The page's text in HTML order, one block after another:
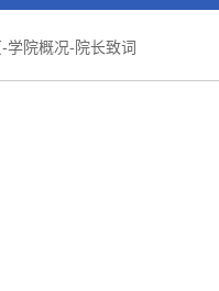
-学院概况-院长致词